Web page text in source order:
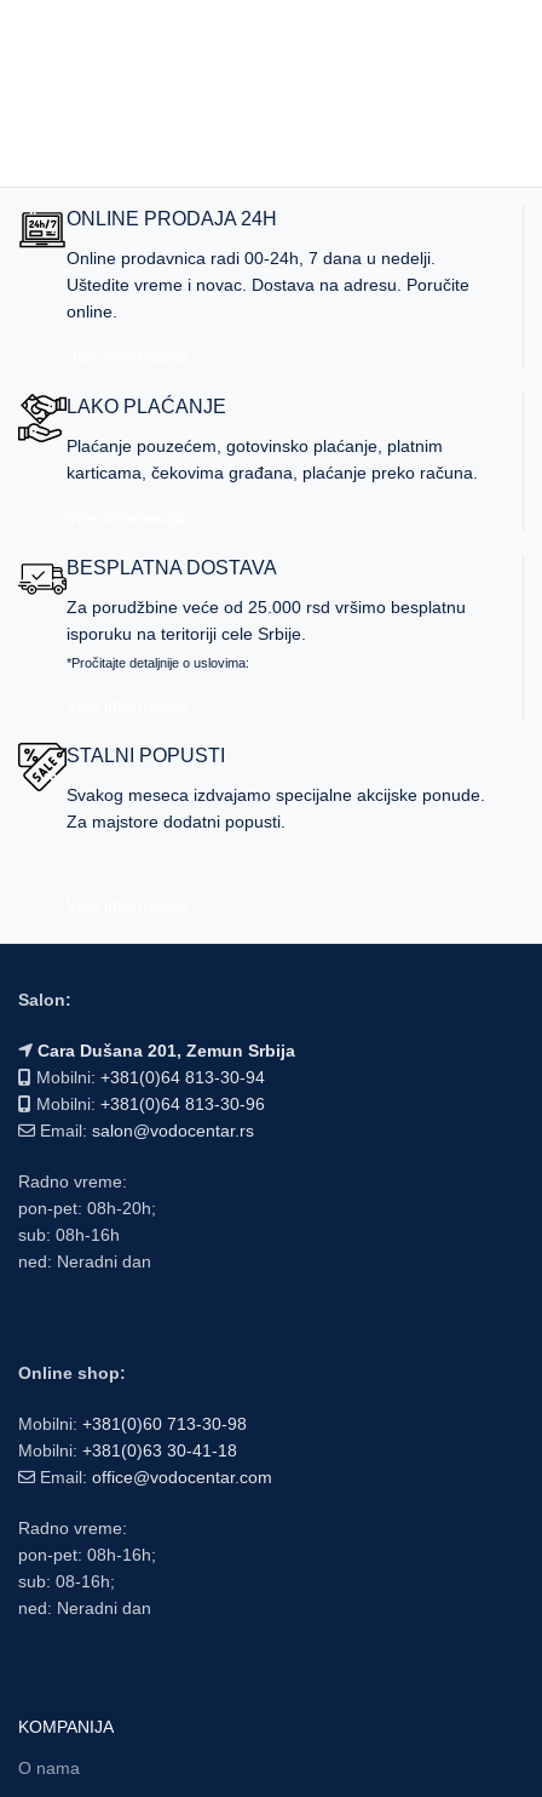
ONLINE PRODAJA 24H
Online prodavnica radi 00-24h, 7 dana u nedelji.
Uštedite vreme i novac. Dostava na adresu. Poručite
online.
LAKO PLAĆANJE
Plaćanje pouzećem, gotovinsko plaćanje, platnim
karticama, čekovima građana, plaćanje preko računa.
BESPLATNA DOSTAVA
Za porudžbine veće od 25.000 rsd vršimo besplatnu
isporuku na teritoriji cele Srbije.
*Pročitajte detaljnije o uslovima:
STALNI POPUSTI
Svakog meseca izdvajamo specijalne akcijske ponude.
Za majstore dodatni popusti.
Salon:
Cara Dušana 201, Zemun Srbija
Mobilni: +381(0)64 813-30-94
Mobilni: +381(0)64 813-30-96
Email: salon@vodocentar.rs
Radno vreme:
pon-pet: 08h-20h;
sub: 08h-16h
ned: Neradni dan
Online shop:
Mobilni: +381(0)60 713-30-98
Mobilni: +381(0)63 30-41-18
Email: office@vodocentar.com
Radno vreme:
pon-pet: 08h-16h;
sub: 08-16h;
ned: Neradni dan
KOMPANIJA
O nama